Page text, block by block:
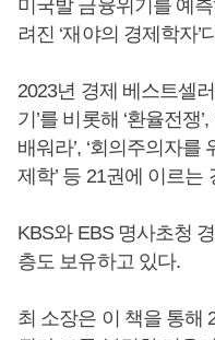
미국발 금융위기를 예
려진 ‘재야의 경제학자’
2023년 경제 베스트셀
기’를 비롯해 ‘환율전쟁
배워라’, ‘회의주의자를
제학’ 등 21권에 이르는
KBS와 EBS 명사초청
층도 보유하고 있다.
최 소장은 이 책을 통해